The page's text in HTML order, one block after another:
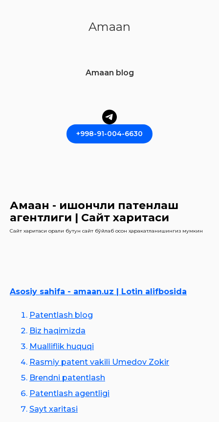
Amaan
Amaan blog
+998-91-004-6630
Амаан - ишончли патенлаш
агентлиги | Сайт харитаси
Сайт харитаси орқали бутун сайт бўйлаб осон ҳаракатланишингиз мумкин
Asosiy sahifa - amaan.uz | Lotin alifbosida
Patentlash blog
Biz haqimizda
Mualliflik huquqi
Rasmiy patent vakili Umedov Zokir
Brendni patentlash
Patentlash agentligi
Sayt xaritasi